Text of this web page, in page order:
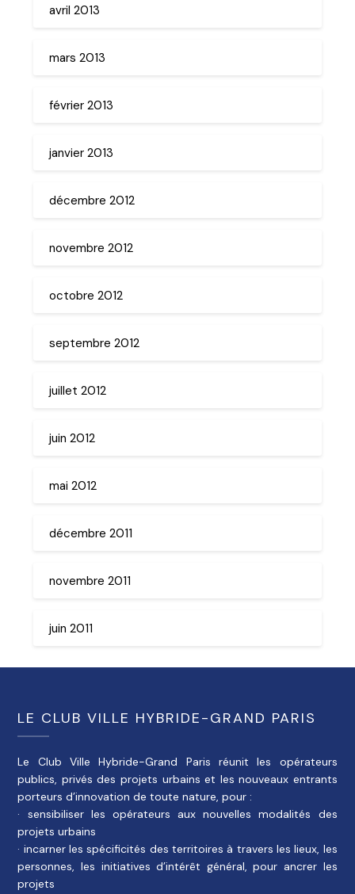
avril 2013
mars 2013
février 2013
janvier 2013
décembre 2012
novembre 2012
octobre 2012
septembre 2012
juillet 2012
juin 2012
mai 2012
décembre 2011
novembre 2011
juin 2011
LE CLUB VILLE HYBRIDE-GRAND PARIS
Le Club Ville Hybride-Grand Paris réunit les opérateurs
publics, privés des projets urbains et les nouveaux entrants
porteurs d’innovation de toute nature, pour :
· sensibiliser les opérateurs aux nouvelles modalités des
projets urbains
· incarner les spécificités des territoires à travers les lieux, les
personnes, les initiatives d’intérêt général, pour ancrer les
projets